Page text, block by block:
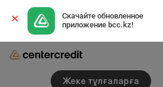
Скачайте обновленное
приложение bcc.kz!
Жеке тұлғаларға